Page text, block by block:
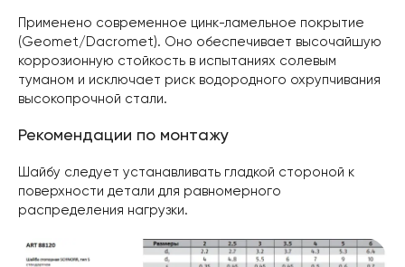
Применено современное цинк-ламельное покрытие
(Geomet/Dacromet). Оно обеспечивает высочайшую
коррозионную стойкость в испытаниях солевым
туманом и исключает риск водородного охрупчивания
высокопрочной стали.
Рекомендации по монтажу
Шайбу следует устанавливать гладкой стороной к
поверхности детали для равномерного
распределения нагрузки.